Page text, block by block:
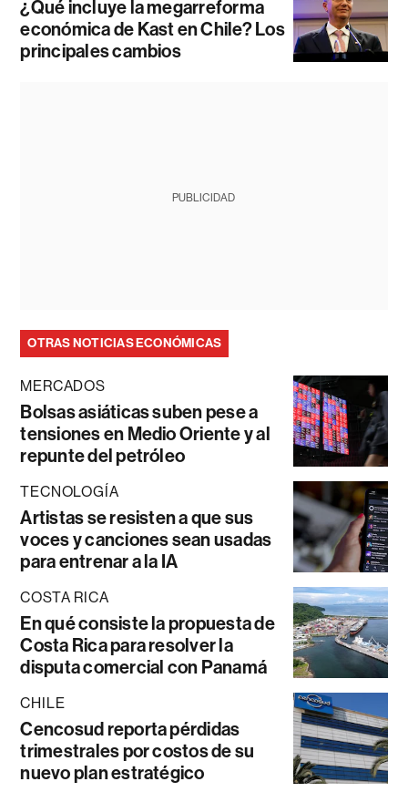
¿Qué incluye la megarreforma
económica de Kast en Chile? Los
principales cambios
PUBLICIDAD
OTRAS NOTICIAS ECONÓMICAS
MERCADOS
Bolsas asiáticas suben pese a
tensiones en Medio Oriente y al
repunte del petróleo
TECNOLOGÍA
Artistas se resisten a que sus
voces y canciones sean usadas
para entrenar a la IA
COSTA RICA
En qué consiste la propuesta de
Costa Rica para resolver la
disputa comercial con Panamá
CHILE
Cencosud reporta pérdidas
trimestrales por costos de su
nuevo plan estratégico